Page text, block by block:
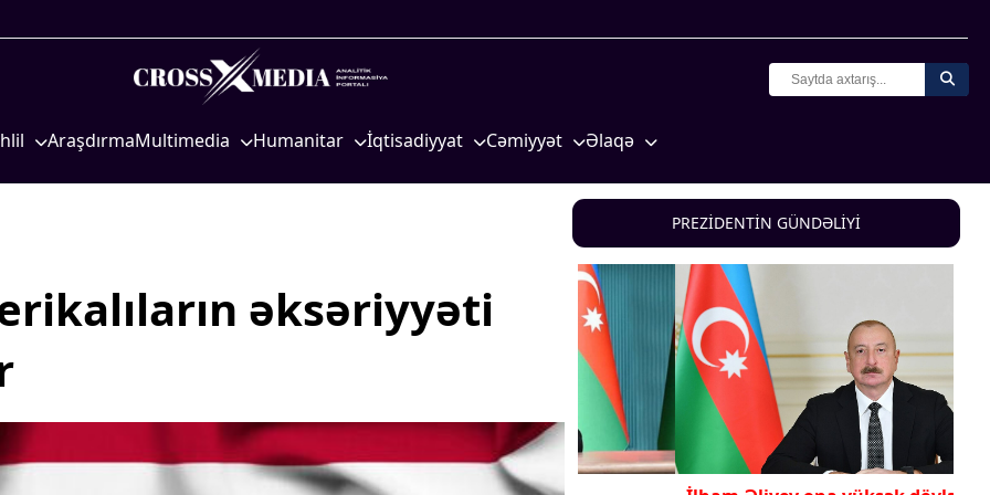
AraşdırmaMultimedia Humanitar
Mədəniyyətimizin Zəfəri
Ailə və uşaq
Turizm
İqtisadiyyat
Kənd təsərrüfatı
nəqliyyat
COP29
Cəmiyyət
Məhkəmə və hüquq
Gənclər və İdman
Hadisə
Sağlamlıq
Əlaqə
əksəriyyəti
PREZİDENTİN GÜNDƏLİYİ